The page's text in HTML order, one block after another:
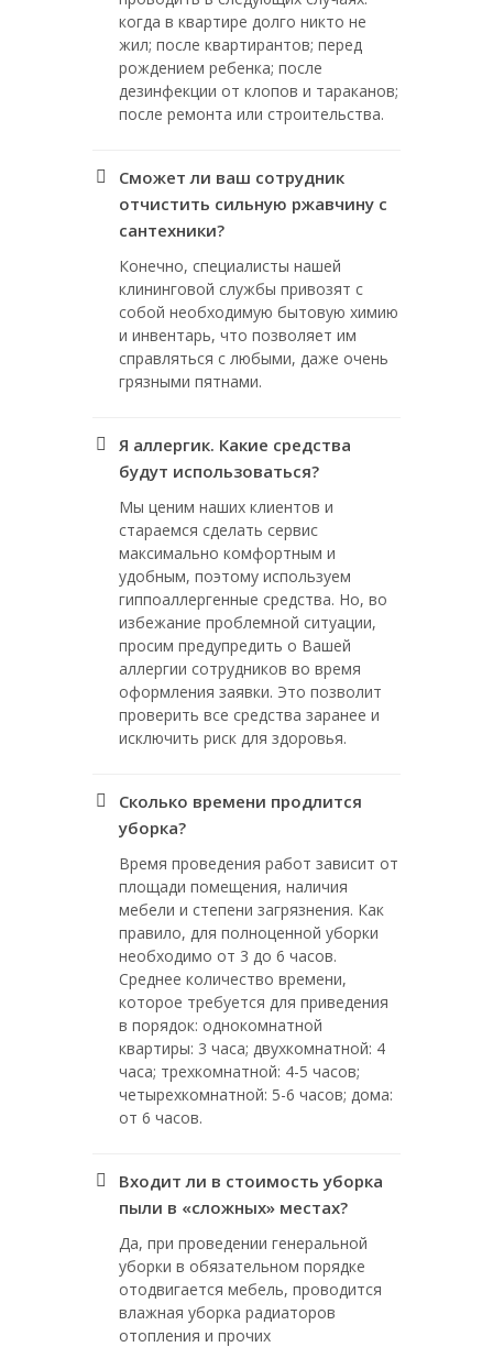
когда в квартире долго никто не
жил; после квартирантов; перед
рождением ребенка; после
дезинфекции от клопов и тараканов;
после ремонта или строительства.
Сможет ли ваш сотрудник
отчистить сильную ржавчину с
сантехники?
Конечно, специалисты нашей
клининговой службы привозят с
собой необходимую бытовую химию
и инвентарь, что позволяет им
справляться с любыми, даже очень
грязными пятнами.
Я аллергик. Какие средства
будут использоваться?
Мы ценим наших клиентов и
стараемся сделать сервис
максимально комфортным и
удобным, поэтому используем
гиппоаллергенные средства. Но, во
избежание проблемной ситуации,
просим предупредить о Вашей
аллергии сотрудников во время
оформления заявки. Это позволит
проверить все средства заранее и
исключить риск для здоровья.
Сколько времени продлится
уборка?
Время проведения работ зависит от
площади помещения, наличия
мебели и степени загрязнения. Как
правило, для полноценной уборки
необходимо от 3 до 6 часов.
Среднее количество времени,
которое требуется для приведения
в порядок: однокомнатной
квартиры: 3 часа; двухкомнатной: 4
часа; трехкомнатной: 4-5 часов;
четырехкомнатной: 5-6 часов; дома:
от 6 часов.
Входит ли в стоимость уборка
пыли в «сложных» местах?
Да, при проведении генеральной
уборки в обязательном порядке
отодвигается мебель, проводится
влажная уборка радиаторов
отопления и прочих